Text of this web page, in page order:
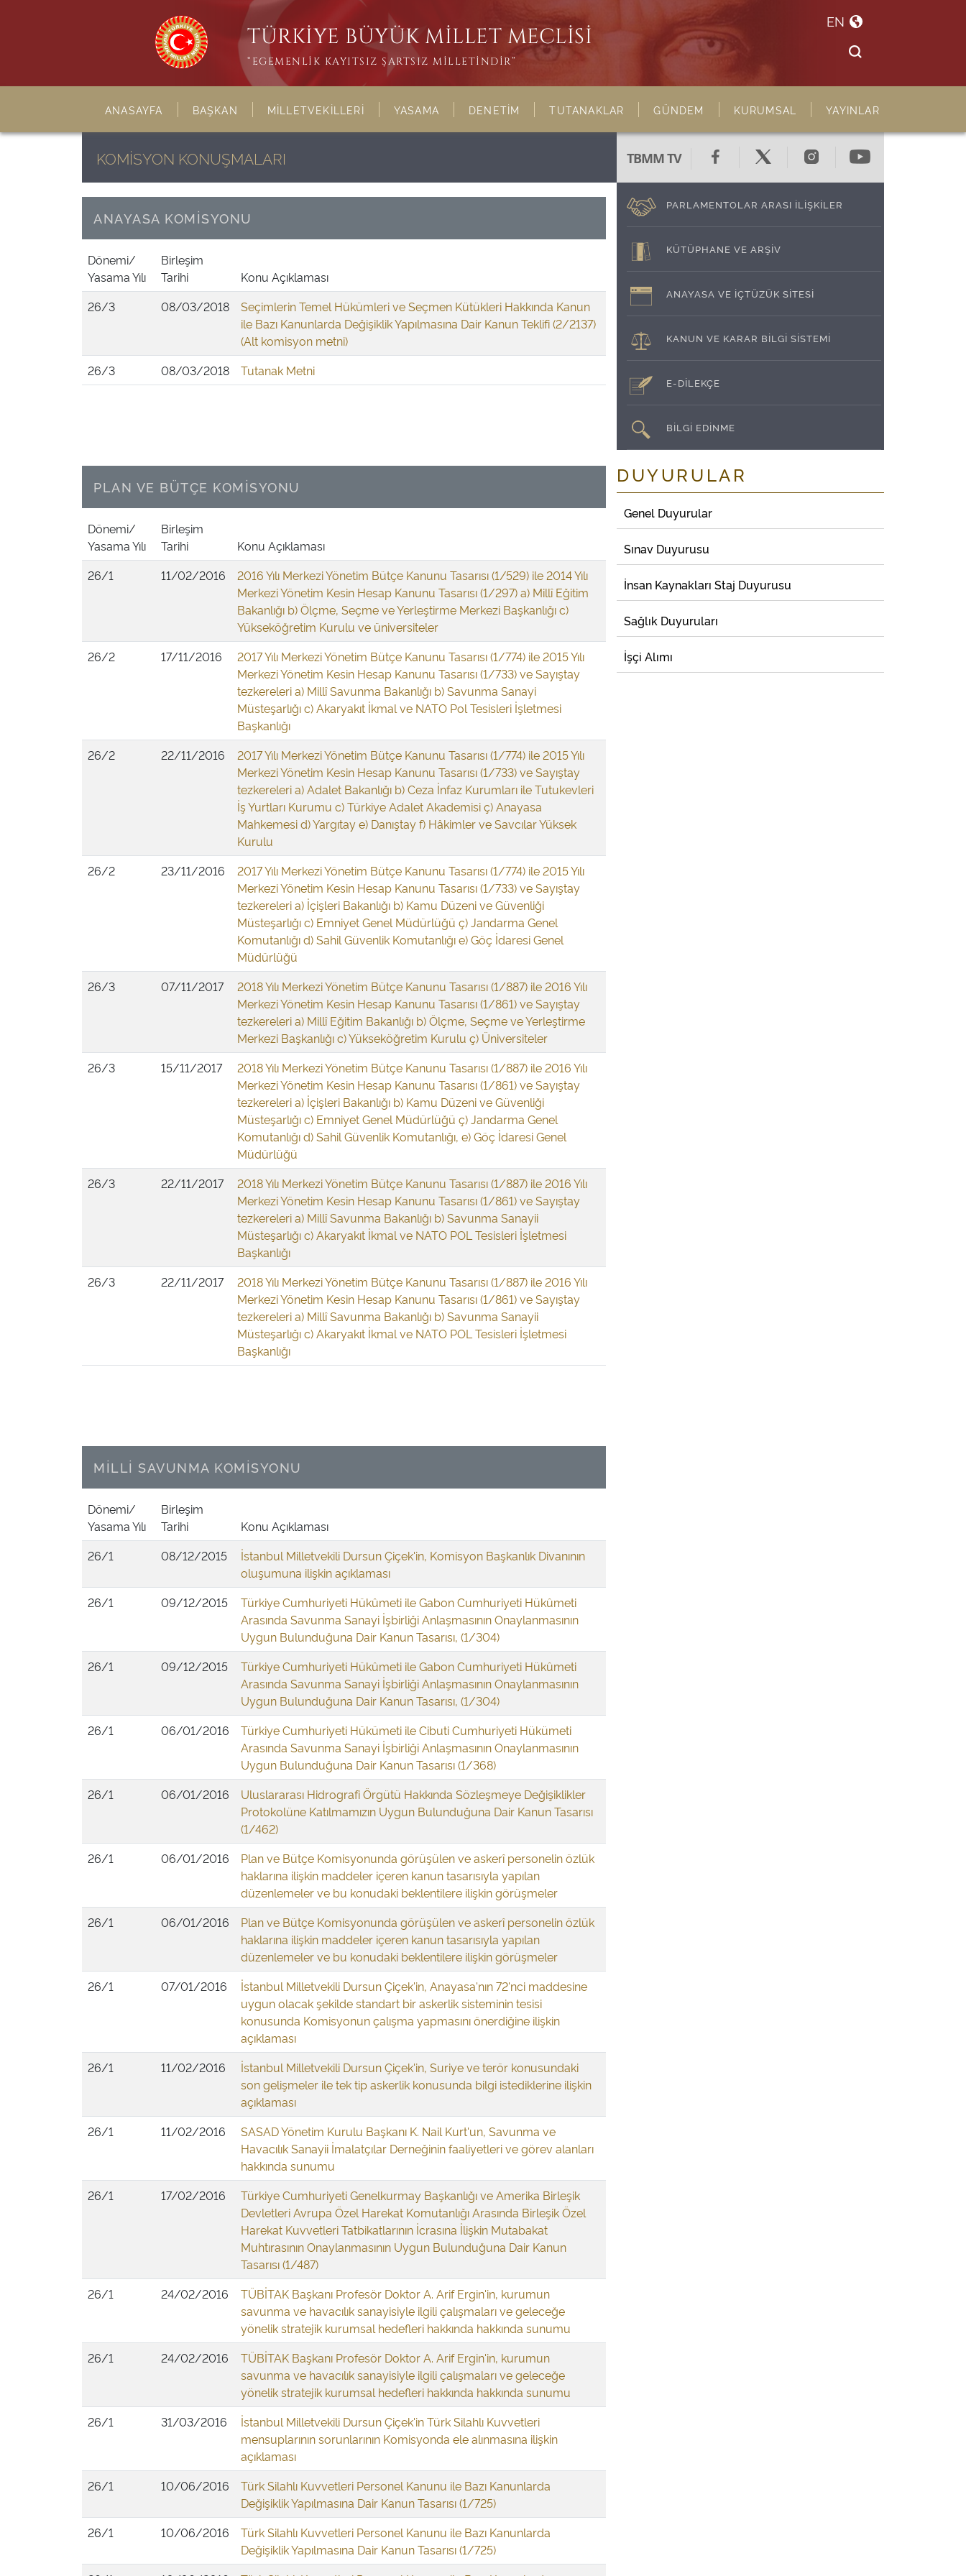
TÜRKİYE BÜYÜK MİLLET MECLİSİ
“EGEMENLİK KAYITSIZ ŞARTSIZ MİLLETİNDİR”
EN
ANASAYFA BAŞKAN MİLLETVEKİLLERİ YASAMA DENETİM TUTANAKLAR GÜNDEM KURUMSAL YAYINLAR
KOMİSYON KONUŞMALARI
ANAYASA KOMİSYONU
Dönemi/
Yasama Yılı
Birleşim
Tarihi
Konu Açıklaması
26/3
08/03/2018
Seçimlerin Temel Hükümleri ve Seçmen Kütükleri Hakkında Kanun
ile Bazı Kanunlarda Değişiklik Yapılmasına Dair Kanun Teklifi (2/2137)
(Alt komisyon metni)
26/3
08/03/2018 Tutanak Metni
PLAN VE BÜTÇE KOMİSYONU
Dönemi/
Yasama Yılı
Birleşim
Tarihi
Konu Açıklaması
26/1
11/02/2016
2016 Yılı Merkezi Yönetim Bütçe Kanunu Tasarısı (1/529) ile 2014 Yılı
Merkezi Yönetim Kesin Hesap Kanunu Tasarısı (1/297) a) Millî Eğitim
Bakanlığı b) Ölçme, Seçme ve Yerleştirme Merkezi Başkanlığı c)
Yükseköğretim Kurulu ve üniversiteler
26/2
17/11/2016
2017 Yılı Merkezi Yönetim Bütçe Kanunu Tasarısı (1/774) ile 2015 Yılı
Merkezi Yönetim Kesin Hesap Kanunu Tasarısı (1/733) ve Sayıştay
tezkereleri a) Millî Savunma Bakanlığı b) Savunma Sanayi
Müsteşarlığı c) Akaryakıt İkmal ve NATO Pol Tesisleri İşletmesi
Başkanlığı
26/2
22/11/2016
2017 Yılı Merkezi Yönetim Bütçe Kanunu Tasarısı (1/774) ile 2015 Yılı
Merkezi Yönetim Kesin Hesap Kanunu Tasarısı (1/733) ve Sayıştay
tezkereleri a) Adalet Bakanlığı b) Ceza İnfaz Kurumları ile Tutukevleri
İş Yurtları Kurumu c) Türkiye Adalet Akademisi ç) Anayasa
Mahkemesi d) Yargıtay e) Danıştay f) Hâkimler ve Savcılar Yüksek
Kurulu
26/2
23/11/2016
2017 Yılı Merkezi Yönetim Bütçe Kanunu Tasarısı (1/774) ile 2015 Yılı
Merkezi Yönetim Kesin Hesap Kanunu Tasarısı (1/733) ve Sayıştay
tezkereleri a) İçişleri Bakanlığı b) Kamu Düzeni ve Güvenliği
Müsteşarlığı c) Emniyet Genel Müdürlüğü ç) Jandarma Genel
Komutanlığı d) Sahil Güvenlik Komutanlığı e) Göç İdaresi Genel
Müdürlüğü
26/3
07/11/2017
2018 Yılı Merkezi Yönetim Bütçe Kanunu Tasarısı (1/887) ile 2016 Yılı
Merkezi Yönetim Kesin Hesap Kanunu Tasarısı (1/861) ve Sayıştay
tezkereleri a) Millî Eğitim Bakanlığı b) Ölçme, Seçme ve Yerleştirme
Merkezi Başkanlığı c) Yükseköğretim Kurulu ç) Üniversiteler
26/3
15/11/2017
2018 Yılı Merkezi Yönetim Bütçe Kanunu Tasarısı (1/887) ile 2016 Yılı
Merkezi Yönetim Kesin Hesap Kanunu Tasarısı (1/861) ve Sayıştay
tezkereleri a) İçişleri Bakanlığı b) Kamu Düzeni ve Güvenliği
Müsteşarlığı c) Emniyet Genel Müdürlüğü ç) Jandarma Genel
Komutanlığı d) Sahil Güvenlik Komutanlığı, e) Göç İdaresi Genel
Müdürlüğü
26/3
22/11/2017
2018 Yılı Merkezi Yönetim Bütçe Kanunu Tasarısı (1/887) ile 2016 Yılı
Merkezi Yönetim Kesin Hesap Kanunu Tasarısı (1/861) ve Sayıştay
tezkereleri a) Millî Savunma Bakanlığı b) Savunma Sanayii
Müsteşarlığı c) Akaryakıt İkmal ve NATO POL Tesisleri İşletmesi
Başkanlığı
26/3
22/11/2017
2018 Yılı Merkezi Yönetim Bütçe Kanunu Tasarısı (1/887) ile 2016 Yılı
Merkezi Yönetim Kesin Hesap Kanunu Tasarısı (1/861) ve Sayıştay
tezkereleri a) Millî Savunma Bakanlığı b) Savunma Sanayii
Müsteşarlığı c) Akaryakıt İkmal ve NATO POL Tesisleri İşletmesi
Başkanlığı
MİLLİ SAVUNMA KOMİSYONU
Dönemi/
Yasama Yılı
Birleşim
Tarihi
Konu Açıklaması
26/1
08/12/2015
İstanbul Milletvekili Dursun Çiçek'in, Komisyon Başkanlık Divanının
oluşumuna ilişkin açıklaması
26/1
09/12/2015
Türkiye Cumhuriyeti Hükûmeti ile Gabon Cumhuriyeti Hükûmeti
Arasında Savunma Sanayi İşbirliği Anlaşmasının Onaylanmasının
Uygun Bulunduğuna Dair Kanun Tasarısı, (1/304)
26/1
09/12/2015
Türkiye Cumhuriyeti Hükûmeti ile Gabon Cumhuriyeti Hükûmeti
Arasında Savunma Sanayi İşbirliği Anlaşmasının Onaylanmasının
Uygun Bulunduğuna Dair Kanun Tasarısı, (1/304)
26/1
06/01/2016
Türkiye Cumhuriyeti Hükümeti ile Cibuti Cumhuriyeti Hükümeti
Arasında Savunma Sanayi İşbirliği Anlaşmasının Onaylanmasının
Uygun Bulunduğuna Dair Kanun Tasarısı (1/368)
26/1
06/01/2016
Uluslararası Hidrografi Örgütü Hakkında Sözleşmeye Değişiklikler
Protokolüne Katılmamızın Uygun Bulunduğuna Dair Kanun Tasarısı
(1/462)
26/1
06/01/2016
Plan ve Bütçe Komisyonunda görüşülen ve askerî personelin özlük
haklarına ilişkin maddeler içeren kanun tasarısıyla yapılan
düzenlemeler ve bu konudaki beklentilere ilişkin görüşmeler
26/1
06/01/2016
Plan ve Bütçe Komisyonunda görüşülen ve askerî personelin özlük
haklarına ilişkin maddeler içeren kanun tasarısıyla yapılan
düzenlemeler ve bu konudaki beklentilere ilişkin görüşmeler
26/1
07/01/2016
İstanbul Milletvekili Dursun Çiçek'in, Anayasa'nın 72'nci maddesine
uygun olacak şekilde standart bir askerlik sisteminin tesisi
konusunda Komisyonun çalışma yapmasını önerdiğine ilişkin
açıklaması
26/1
11/02/2016
İstanbul Milletvekili Dursun Çiçek'in, Suriye ve terör konusundaki
son gelişmeler ile tek tip askerlik konusunda bilgi istediklerine ilişkin
açıklaması
26/1
11/02/2016
SASAD Yönetim Kurulu Başkanı K. Nail Kurt'un, Savunma ve
Havacılık Sanayii İmalatçılar Derneğinin faaliyetleri ve görev alanları
hakkında sunumu
26/1
17/02/2016
Türkiye Cumhuriyeti Genelkurmay Başkanlığı ve Amerika Birleşik
Devletleri Avrupa Özel Harekat Komutanlığı Arasında Birleşik Özel
Harekat Kuvvetleri Tatbikatlarının İcrasına İlişkin Mutabakat
Muhtırasının Onaylanmasının Uygun Bulunduğuna Dair Kanun
Tasarısı (1/487)
26/1
24/02/2016
TÜBİTAK Başkanı Profesör Doktor A. Arif Ergin'in, kurumun
savunma ve havacılık sanayisiyle ilgili çalışmaları ve geleceğe
yönelik stratejik kurumsal hedefleri hakkında hakkında sunumu
26/1
24/02/2016
TÜBİTAK Başkanı Profesör Doktor A. Arif Ergin'in, kurumun
savunma ve havacılık sanayisiyle ilgili çalışmaları ve geleceğe
yönelik stratejik kurumsal hedefleri hakkında hakkında sunumu
26/1
31/03/2016
İstanbul Milletvekili Dursun Çiçek'in Türk Silahlı Kuvvetleri
mensuplarının sorunlarının Komisyonda ele alınmasına ilişkin
açıklaması
26/1
10/06/2016
Türk Silahlı Kuvvetleri Personel Kanunu ile Bazı Kanunlarda
Değişiklik Yapılmasına Dair Kanun Tasarısı (1/725)
26/1
10/06/2016
Türk Silahlı Kuvvetleri Personel Kanunu ile Bazı Kanunlarda
Değişiklik Yapılmasına Dair Kanun Tasarısı (1/725)
TBMM TV
PARLAMENTOLAR ARASI İLİŞKİLER
KÜTÜPHANE VE ARŞİV
ANAYASA VE İÇTÜZÜK SİTESİ
KANUN VE KARAR BİLGİ SİSTEMİ
E-DİLEKÇE
BİLGİ EDİNME
DUYURULAR
Genel Duyurular
Sınav Duyurusu
İnsan Kaynakları Staj Duyurusu
Sağlık Duyuruları
İşçi Alımı